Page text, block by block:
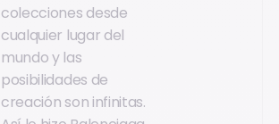
colecciones desde
cualquier lugar del
mundo y las
posibilidades de
creación son infinitas.